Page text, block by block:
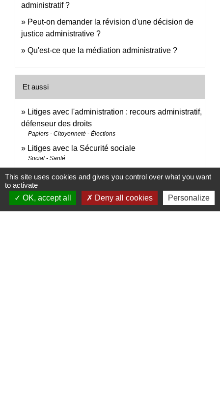
administratif ?
Peut-on demander la révision d'une décision de
justice administrative ?
Qu'est-ce que la médiation administrative ?
Et aussi
Litiges avec l'administration : recours administratif,
défenseur des droits
Papiers - Citoyenneté - Élections
Litiges avec la Sécurité sociale
Social - Santé
This site uses cookies and gives you control over what you want
to activate
OK, accept all
Deny all cookies Personalize